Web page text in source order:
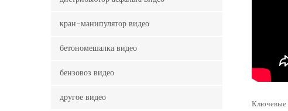
кран-манипулятор видео
бетономешалка видео
бензовоз видео
другое видео
Ключевые